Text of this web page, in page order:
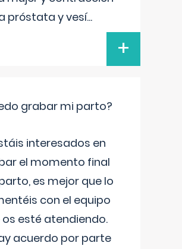
próstata y vesí...
+
grabar mi parto?
interesados en
el momento final
es mejor que lo
con el equipo
os esté atendiendo.
acuerdo por parte